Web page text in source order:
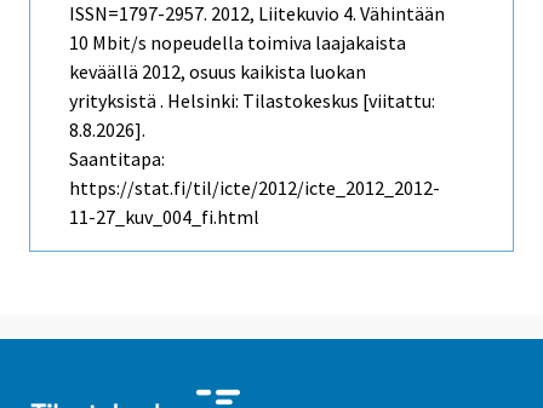
ISSN=1797-2957. 2012, Liitekuvio 4. Vähintään
10 Mbit/s nopeudella toimiva laajakaista
keväällä 2012, osuus kaikista luokan
yrityksistä . Helsinki: Tilastokeskus [viitattu:
8.8.2026].
Saantitapa:
https://stat.fi/til/icte/2012/icte_2012_2012-
11-27_kuv_004_fi.html